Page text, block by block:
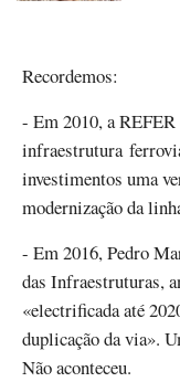
Recordemos:
- Em 2010, a REFER
infraestrutura
investimentos uma
modernização da
- Em 2016, Pedro
das Infraestruturas,
«electrificada até
duplicação da via».
Não aconteceu.